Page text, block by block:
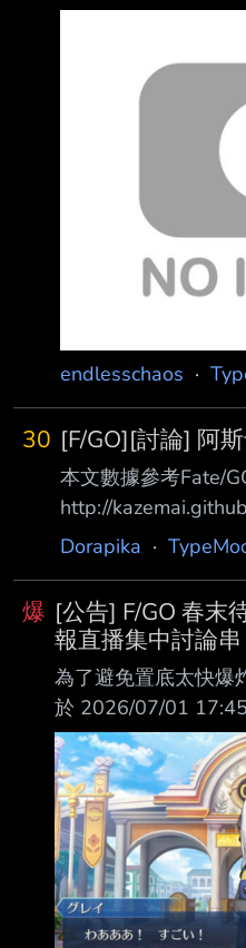
照板規處理 限定卡
率上升從者：
(阿斯卡拉福斯) 限
2026/07/22
卡拉福斯[丑]在本次
加入故事卡池以及
本次期間限定卡池
endlesschaos ·
30 [F/GO][討論] 阿
本文數據參考Fate/
http://
[職階及血量、攻擊]
性：天之力、秩序
少年、孩童、希臘
BAAQQ，B卡5hit，
NP率0.25%，星星
看的話 | 開啟技二後
Dorapika ·
爆 [公告] F/GO 春末
報直播集中討論串
為了避免置底太快爆
於 2026/07/01
「Fate/Grand Order
『在春天的盡頭等待
最新情報」直播節目
持人 Fate/Grand
結 NICONICO
https://
YouTube Live